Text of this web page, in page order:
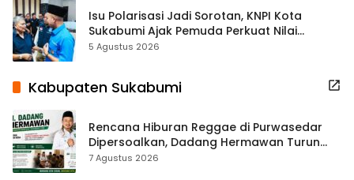
Isu Polarisasi Jadi Sorotan, KNPI Kota
Sukabumi Ajak Pemuda Perkuat Nilai
Kebangsaan
5 Agustus 2026
Kabupaten Sukabumi
Rencana Hiburan Reggae di Purwasedar
Dipersoalkan, Dadang Hermawan Turun
Memfasilitasi Musyawarah
7 Agustus 2026